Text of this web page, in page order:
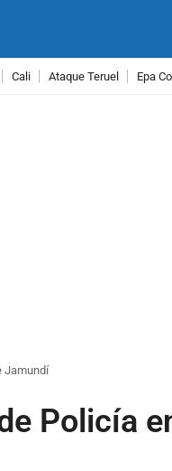
Cali Ataque Teruel Epa
Jamundí
Policía